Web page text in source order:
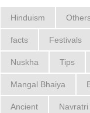
Hinduism
facts Festivals
Nuskha Tips
Mangal Bhaiya
Ancient